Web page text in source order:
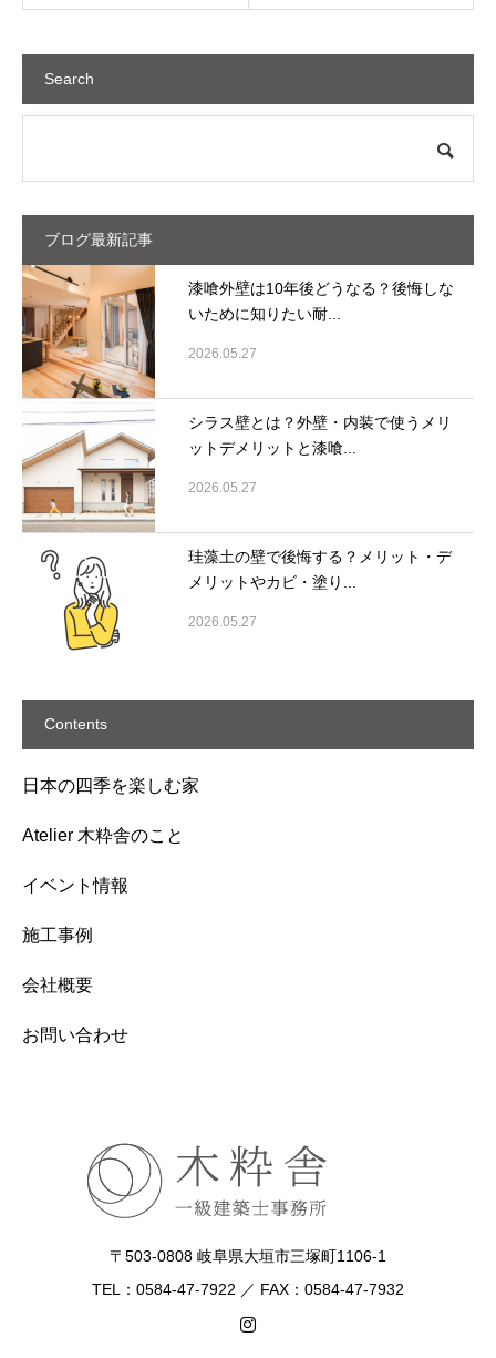
Search
ブログ最新記事
漆喰外壁は10年後どうなる？後悔しな
いために知りたい耐...
2026.05.27
シラス壁とは？外壁・内装で使うメリ
ットデメリットと漆喰...
2026.05.27
珪藻土の壁で後悔する？メリット・デ
メリットやカビ・塗り...
2026.05.27
Contents
日本の四季を楽しむ家
Atelier 木粋舎のこと
イベント情報
施工事例
会社概要
お問い合わせ
〒503-0808 岐阜県大垣市三塚町1106-1
TEL：0584-47-7922 ／ FAX：0584-47-7932